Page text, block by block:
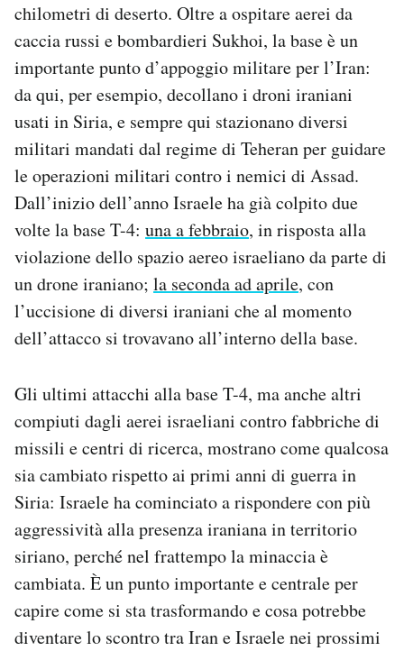
chilometri di deserto. Oltre a ospitare aerei da
caccia russi e bombardieri Sukhoi, la base è un
importante punto d’appoggio militare per l’Iran:
da qui, per esempio, decollano i droni iraniani
usati in Siria, e sempre qui stazionano diversi
militari mandati dal regime di Teheran per guidare
le operazioni militari contro i nemici di Assad.
Dall’inizio dell’anno Israele ha già colpito due
volte la base T-4: una a febbraio, in risposta alla
violazione dello spazio aereo israeliano da parte di
un drone iraniano; la seconda ad aprile, con
l’uccisione di diversi iraniani che al momento
dell’attacco si trovavano all’interno della base.
Gli ultimi attacchi alla base T-4, ma anche altri
compiuti dagli aerei israeliani contro fabbriche di
missili e centri di ricerca, mostrano come qualcosa
sia cambiato rispetto ai primi anni di guerra in
Siria: Israele ha cominciato a rispondere con più
aggressività alla presenza iraniana in territorio
siriano, perché nel frattempo la minaccia è
cambiata. È un punto importante e centrale per
capire come si sta trasformando e cosa potrebbe
diventare lo scontro tra Iran e Israele nei prossimi